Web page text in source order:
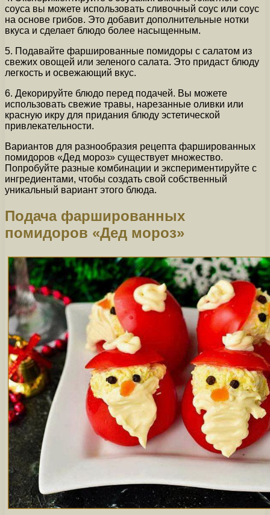
соуса вы можете использовать сливочный соус или соус
на основе грибов. Это добавит дополнительные нотки
вкуса и сделает блюдо более насыщенным.
5. Подавайте фаршированные помидоры с салатом из
свежих овощей или зеленого салата. Это придаст блюду
легкость и освежающий вкус.
6. Декорируйте блюдо перед подачей. Вы можете
использовать свежие травы, нарезанные оливки или
красную икру для придания блюду эстетической
привлекательности.
Вариантов для разнообразия рецепта фаршированных
помидоров «Дед мороз» существует множество.
Попробуйте разные комбинации и экспериментируйте с
ингредиентами, чтобы создать свой собственный
уникальный вариант этого блюда.
Подача фаршированных
помидоров «Дед мороз»